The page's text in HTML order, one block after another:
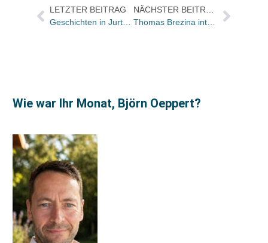
LETZTER BEITRAG
Geschichten in Jurten: 4. Berliner Wintersalon vom 13. bis zum 16. Januar
Wie war Ihr Monat, Björn Oeppert?